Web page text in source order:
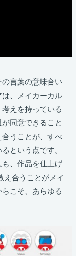
の言葉の意味合い
、メイカーカル
えを持っている
同意できること
うことが、すべ
という点です。
、作品を仕上げ
え合うことがメイ
こそ、あらゆる